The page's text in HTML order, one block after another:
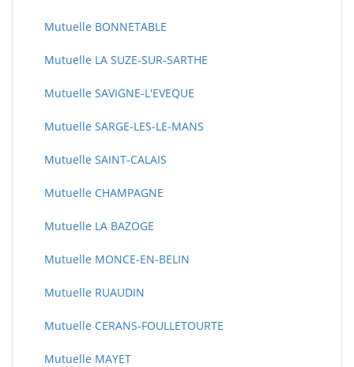
Mutuelle BONNETABLE
Mutuelle LA SUZE-SUR-SARTHE
Mutuelle SAVIGNE-L'EVEQUE
Mutuelle SARGE-LES-LE-MANS
Mutuelle SAINT-CALAIS
Mutuelle CHAMPAGNE
Mutuelle LA BAZOGE
Mutuelle MONCE-EN-BELIN
Mutuelle RUAUDIN
Mutuelle CERANS-FOULLETOURTE
Mutuelle MAYET